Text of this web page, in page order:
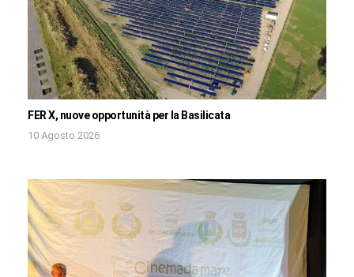
FER X, nuove opportunità per la Basilicata
10 Agosto 2026